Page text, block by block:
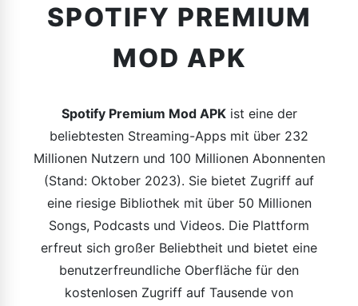
SPOTIFY PREMIUM
MOD APK
Spotify Premium Mod APKist eine der
beliebtesten Streaming-Apps mit über 232
Millionen Nutzern und 100 Millionen Abonnenten
(Stand: Oktober 2023). Sie bietet Zugriff auf
eine riesige Bibliothek mit über 50 Millionen
Songs, Podcasts und Videos. Die Plattform
erfreut sich großer Beliebtheit und bietet eine
benutzerfreundliche Oberfläche für den
kostenlosen Zugriff auf Tausende von